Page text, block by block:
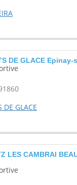
DE GLACE
DE GLACE
LES CAMBRAI